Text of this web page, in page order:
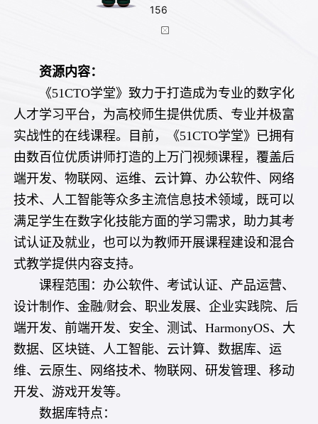
156
资源内容：
《51CTO学堂》致力于打造成为专业的数字化
人才学习平台，为高校师生提供优质、专业并极富
实战性的在线课程。目前，《51CTO学堂》已拥有
由数百位优质讲师打造的上万门视频课程，覆盖后
端开发、物联网、运维、云计算、办公软件、网络
技术、人工智能等众多主流信息技术领域，既可以
满足学生在数字化技能方面的学习需求，助力其考
试认证及就业，也可以为教师开展课程建设和混合
式教学提供内容支持。
课程范围：办公软件、考试认证、产品运营、
设计制作、金融/财会、职业发展、企业实践院、后
端开发、前端开发、安全、测试、HarmonyOS、大
数据、区块链、人工智能、云计算、数据库、运
维、云原生、网络技术、物联网、研发管理、移动
开发、游戏开发等。
数据库特点：